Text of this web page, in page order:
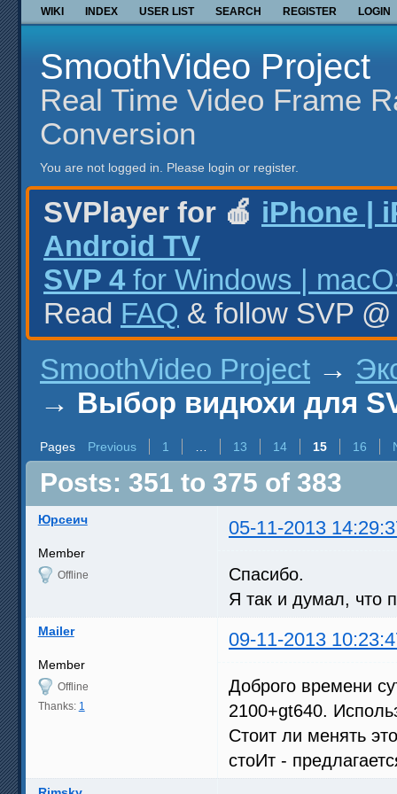
WIKI INDEX USER LIST SEARCH REGISTER LOGIN
SmoothVideo Project
Real Time Video Frame
Conversion
You are not logged in. Please login or register.
SVPlayer for 🍎 iPhone |
Android TV
SVP 4 for Windows |
Read FAQ & follow SVP
SmoothVideo Project →
→ Выбор видюхи для
Pages Previous 1 13 14 15 16
Posts: 351 to 375 of 383
Юрсеич 05-11-2013
Member
Offline
Спасибо.
Я так и думал, что
Mailer 09-11-2013
Member
Offline
Thanks: 1
Доброго времени
2100+gt640.
Стоит ли менять
стоИт -